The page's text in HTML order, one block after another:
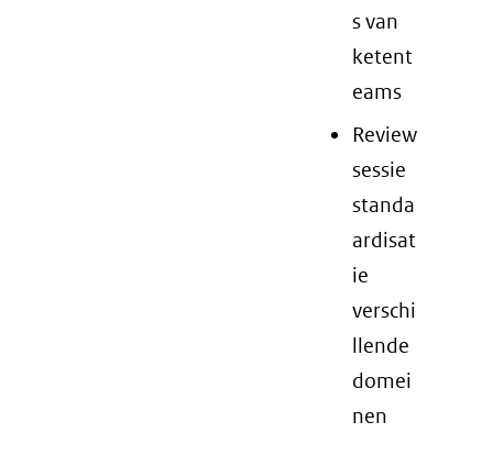
s van
ketent
eams
Review
sessie
standa
ardisat
ie
verschi
llende
domei
nen